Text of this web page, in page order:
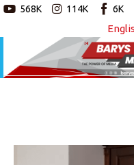
568K 114K 6K
ПОДЕЛИТЬСЯ